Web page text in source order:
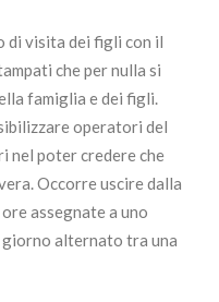
di visita dei figli con il
che per nulla si
famiglia e dei figli.
operatori del
nel poter credere che
Occorre uscire dalla
assegnate a uno
alternato tra una